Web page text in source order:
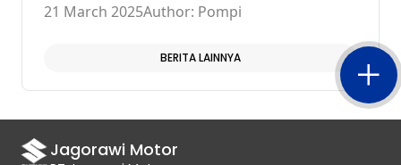
21 March 2025Author: Pompi
BERITA LAINNYA
Jagorawi Motor